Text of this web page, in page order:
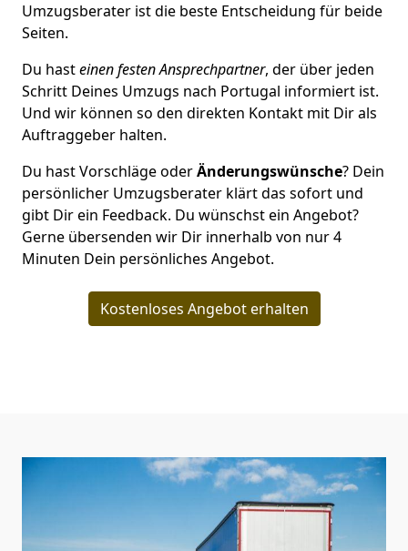
Umzugsberater ist die beste Entscheidung für beide
Seiten.
Du hasteinen festen Ansprechpartner, der über jeden
Schritt Deines Umzugs nach Portugal informiert ist.
Und wir können so den direkten Kontakt mit Dir als
Auftraggeber halten.
Du hast Vorschläge oderÄnderungswünsche? Dein
persönlicher Umzugsberater klärt das sofort und
gibt Dir ein Feedback. Du wünschst ein Angebot?
Gerne übersenden wir Dir innerhalb von nur4
Minuten Dein persönliches Angebot.
Kostenloses Angebot erhalten